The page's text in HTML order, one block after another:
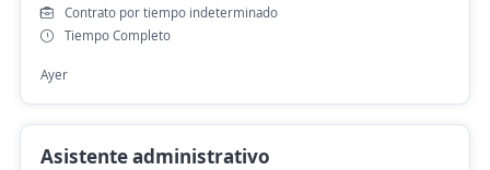
Contrato por tiempo indeterminado
Tiempo Completo
Ayer
Asistente administrativo